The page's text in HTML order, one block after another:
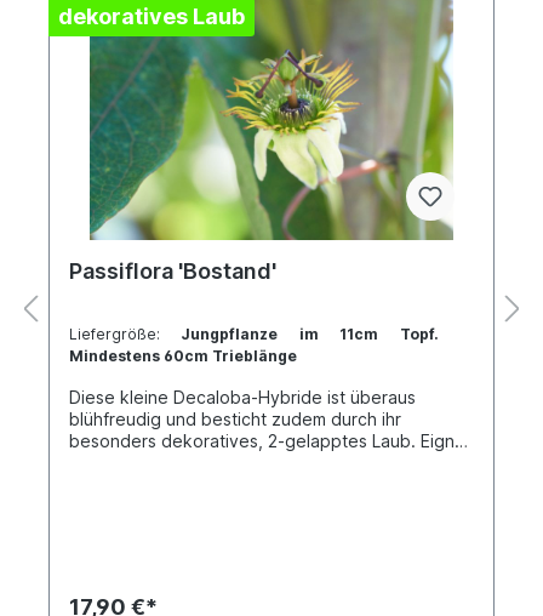
dekoratives Laub
Passiflora 'Bostand'
Liefergröße: Jungpflanze im 11cm Topf.
Mindestens 60cm Trieblänge
Diese kleine Decaloba-Hybride ist überaus
blühfreudig und besticht zudem durch ihr
besonders dekoratives, 2-gelapptes Laub. Eignet
17,90 €*